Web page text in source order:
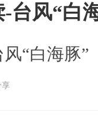
台风“白
“白海豚”
享